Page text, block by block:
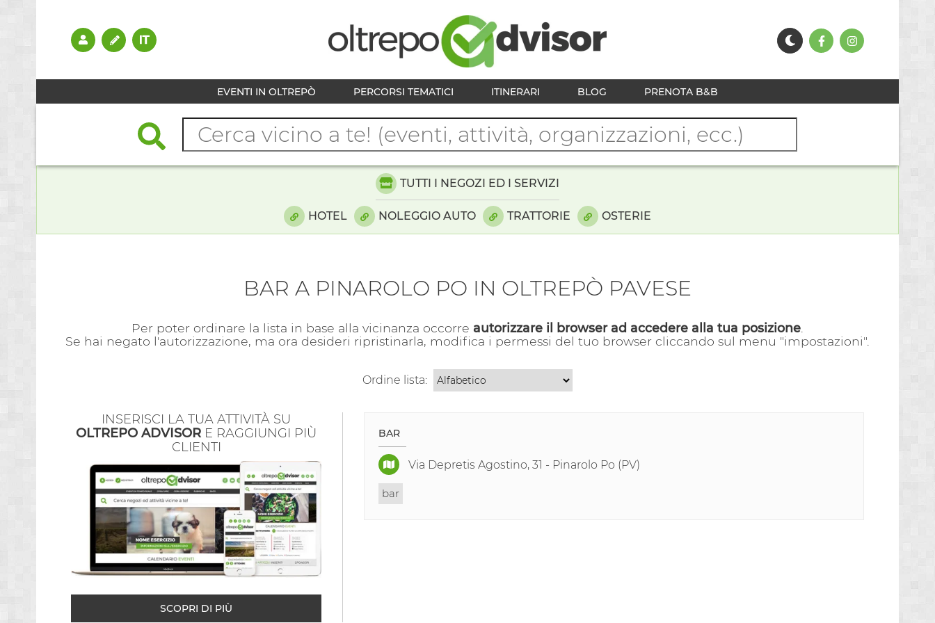
EVENTI IN OLTREPÒ PERCORSI TEMATICI ITINERARI BLOG PRENOTA B&B
TUTTI I NEGOZI ED I SERVIZI
HOTEL NOLEGGIO AUTO TRATTORIE OSTERIE
BAR A PINAROLO PO IN OLTREPÒ PAVESE
Per poter ordinare la lista in base alla vicinanza occorre autorizzare il browser ad accedere alla tua posizione
Se hai negato l'autorizzazione, ma ora desideri ripristinarla, modifica i permessi del tuo browser cliccando sul menu "impostazioni".
Ordine lista:
INSERISCI LA TUA ATTIVITÀ SU
OLTREPO ADVISOR E RAGGIUNGI PIÙ
CLIENTI
SCOPRI DI PIÙ
BAR
Via Depretis Agostino, 31 - Pinarolo Po (PV)
bar